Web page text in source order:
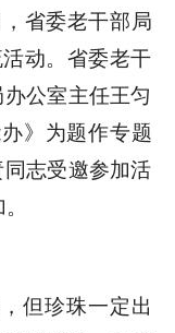
省委老干部局
动。省委老干
公室主任王匀
》为题作专题
志受邀参加活
但珍珠一定出